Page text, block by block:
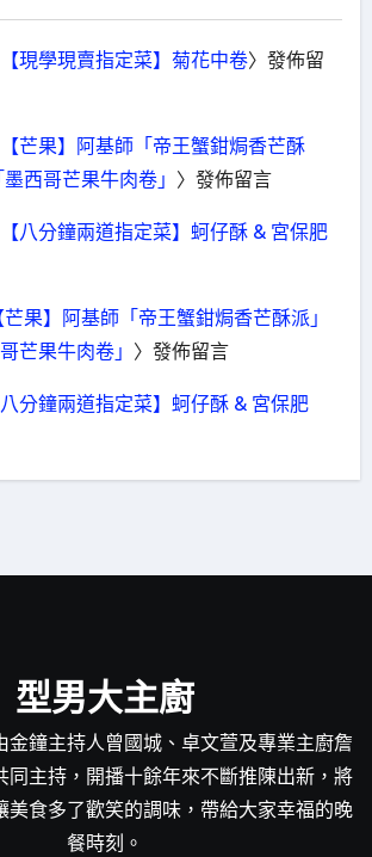
【現學現賣指定菜】菊花中卷〉發佈留
【芒果】阿基師「帝王蟹鉗焗香芒酥
西哥芒果牛肉卷」 〉發佈留言
【八分鐘兩道指定菜】蚵仔酥 & 宮保肥
芒果】阿基師「帝王蟹鉗焗香芒酥派」
芒果牛肉卷」 〉發佈留言
八分鐘兩道指定菜】蚵仔酥 & 宮保肥
型男大主廚
金鐘主持人曾國城、卓文萱及專業主廚詹
同主持，開播十餘年來不斷推陳出新，將
美食多了歡笑的調味，帶給大家幸福的晚
餐時刻。